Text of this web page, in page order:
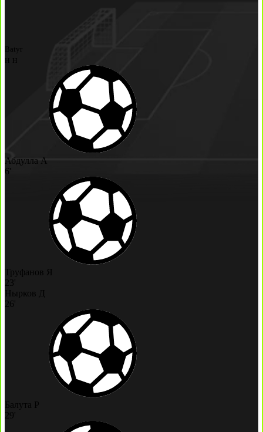
Batyr
н н
Абдулла А
6'
Труфанов Я
23'
Нырков Д
26'
Балута Р
29'